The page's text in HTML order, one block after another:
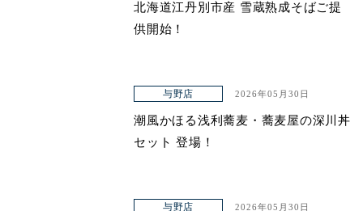
北海道江丹別市産 雪蔵熟成そばご提
供開始！
与野店 2026年05月30日
潮風かほる浅利蕎麦・蕎麦屋の深川丼
セット 登場！
与野店 2026年05月30日